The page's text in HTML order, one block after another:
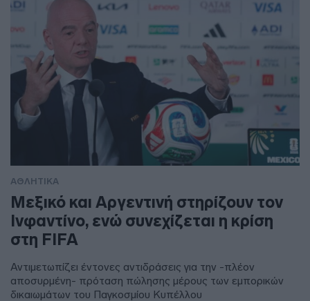
ΑΘΛΗΤΙΚΑ
Μεξικό και Αργεντινή στηρίζουν τον
Ινφαντίνο, ενώ συνεχίζεται η κρίση
στη FIFA
Αντιμετωπίζει έντονες αντιδράσεις για την -πλέον
αποσυρμένη- πρόταση πώλησης μέρους των εμπορικών
δικαιωμάτων του Παγκοσμίου Κυπέλλου